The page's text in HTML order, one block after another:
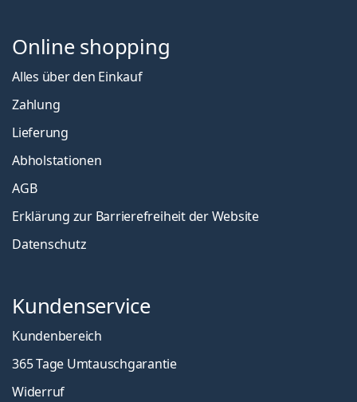
Online shopping
Alles über den Einkauf
Zahlung
Lieferung
Abholstationen
AGB
Erklärung zur Barrierefreiheit der Website
Datenschutz
Kundenservice
Kundenbereich
365 Tage Umtauschgarantie
Widerruf